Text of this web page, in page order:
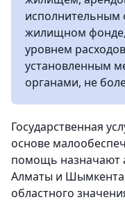
исполнительным
жилищном
уровнем
установленным
органами, не
Государственная
основе
помощь назначают
Алматы и
областного